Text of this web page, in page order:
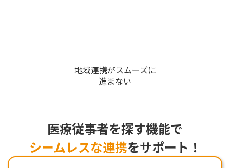
地域連携がスムーズに
進まない
医療従事者を探す機能で
シームレスな連携をサポート！